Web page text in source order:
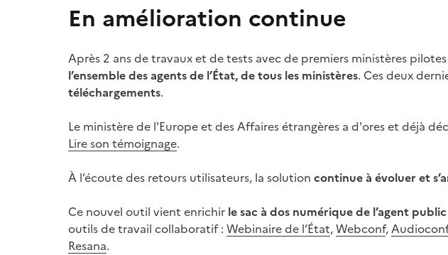
En amélioration continue
Après 2 ans de travaux et de tests avec de premiers ministères
l’ensemble des agents de l’État, de tous les ministères. Ces deux
téléchargements.
Le ministère de l'Europe et des Affaires étrangères a d'ores et déjà
Lire son témoignage.
À l’écoute des retours utilisateurs, la solution continue à évoluer et
Ce nouvel outil vient enrichir le sac à dos numérique de l’agent public
outils de travail collaboratif : Webinaire de l’État,Webconf,Audioconf
Resana.